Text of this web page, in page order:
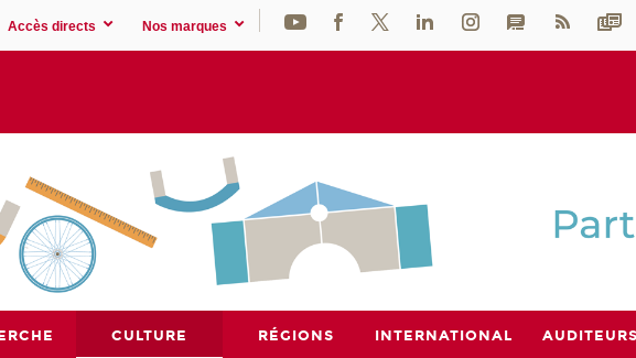
Accès directs Nos marques
CULTURE RÉGIONS INTERNATIONAL AUDITEURS